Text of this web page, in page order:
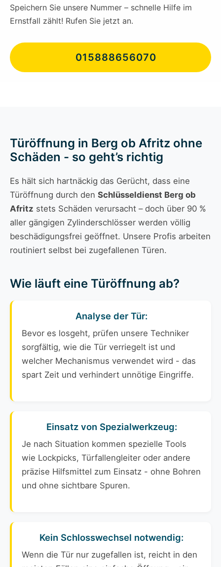
Speichern Sie unsere Nummer – schnelle Hilfe im
Ernstfall zählt! Rufen Sie jetzt an.
015888656070
Türöffnung in Berg ob Afritz ohne
Schäden - so geht’s richtig
Es hält sich hartnäckig das Gerücht, dass eine
Türöffnung durch den Schlüsseldienst Berg ob
Afritz stets Schäden verursacht – doch über 90 %
aller gängigen Zylinderschlösser werden völlig
beschädigungsfrei geöffnet. Unsere Profis arbeiten
routiniert selbst bei zugefallenen Türen.
Wie läuft eine Türöffnung ab?
Analyse der Tür:
Bevor es losgeht, prüfen unsere Techniker
sorgfältig, wie die Tür verriegelt ist und
welcher Mechanismus verwendet wird - das
spart Zeit und verhindert unnötige Eingriffe.
Einsatz von Spezialwerkzeug:
Je nach Situation kommen spezielle Tools
wie Lockpicks, Türfallengleiter oder andere
präzise Hilfsmittel zum Einsatz - ohne Bohren
und ohne sichtbare Spuren.
Kein Schlosswechsel notwendig:
Wenn die Tür nur zugefallen ist, reicht in den